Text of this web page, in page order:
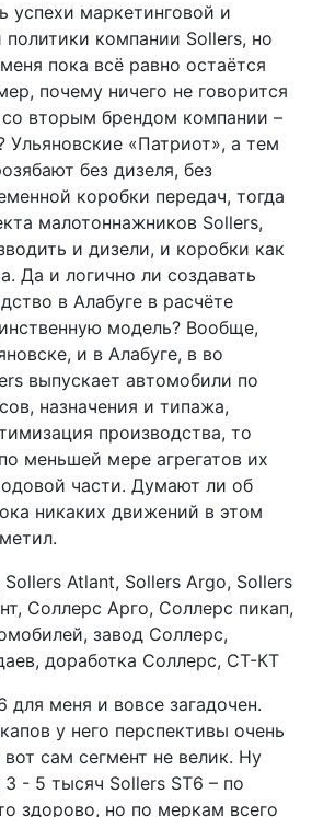
успехи маркетинговой и
политики компании Sollers, но
пока всё равно остаётся
почему ничего не говорится
вторым брендом компании –
«Патриот», а тем
без дизеля, без
коробки передач, тогда
малотоннажников Sollers,
и дизели, и коробки как
Да и логично ли создавать
в Алабуге в расчёте
модель? Вообще,
и в Алабуге, в во
выпускает автомобили по
назначения и типажа,
производства, то
меньшей мере агрегатов их
части. Думают ли об
никаких движений в этом
для меня и вовсе загадочен.
у него перспективы очень
сам сегмент не велик. Ну
3 - 5 тысяч Sollers ST6 – по
здорово, но по меркам всего